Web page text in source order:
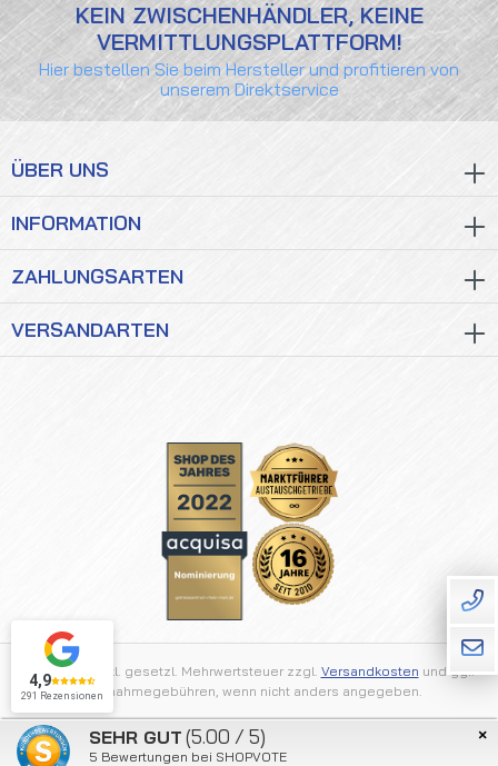
KEIN ZWISCHENHÄNDLER, KEINE
VERMITTLUNGSPLATTFORM!
Hier bestellen Sie beim Hersteller und profitieren von
unserem Direktservice
ÜBER UNS
INFORMATION
ZAHLUNGSARTEN
VERSANDARTEN
Alle Preise inkl. gesetzl. Mehrwertsteuer zzgl. Versandkosten und ggf.
Nachnahmegebühren, wenn nicht anders angegeben.
2026 © Getriebezentrum Rhein Main
4,9
291 Rezensionen
×
SEHR GUT (5.00 / 5)
5 Bewertungen bei SHOPVOTE